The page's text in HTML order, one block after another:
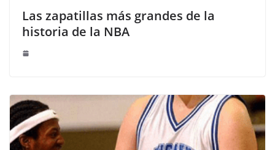
Las zapatillas más grandes de la
historia de la NBA